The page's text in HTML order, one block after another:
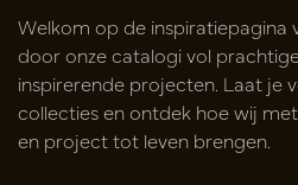
Welkom op de inspiratiepagina
door onze catalogi vol
inspirerende projecten. Laat je
collecties en ontdek hoe wij
en project tot leven brengen.